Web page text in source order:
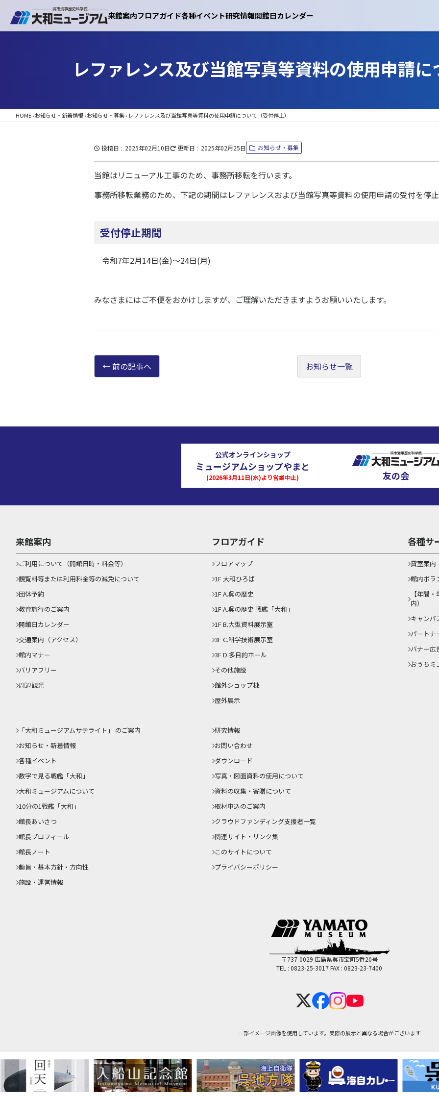
来館案内フロアガイド各種イベント研究情報開館日カレンダー
レファレンス及び当館写真等資料の使用申請に
HOME›お知らせ・新着情報 ›お知らせ・募集› レファレンス及び当館写真等資料の使用申請について（受付停止）
投稿日 2025年02月10日 更新日 2025年02月25日 お知らせ・募集
当館はリニューアル工事のため、事務所移転を行います。
事務所移転業務のため、下記の期間はレファレンスおよび当館写真等資料の使用申請の受付を停止
受付停止期間
令和7年2月14日(金)～24日(月)
みなさまにはご不便をおかけしますが、ご理解いただきますようお願いいたします。
前の記事へ お知らせ一覧
公式オンラインショップ
ミュージアムショップやまと
(2026年3月11日(水)より営業中止) 友の会
来館案内
ご利用について（開館日時・料金等）
観覧料等または利用料金等の減免について
団体予約
教育旅行のご案内
開館日カレンダー
交通案内（アクセス）
館内マナー
バリアフリー
周辺観光
フロアガイド
フロアマップ
1F 大和ひろば
1F A.呉の歴史
1F A.呉の歴史 戦艦「大和」
1F B.大型資料展示室
3F C.科学技術展示室
3F D.多目的ホール
その他施設
館外ショップ棟
屋外展示
各種サ
貸室案内
館内ボラ
【年間
内）
キャンパ
パートナ
バナー広
おうちミ
「大和ミュージアムサテライト」 のご案内
お知らせ・新着情報
各種イベント
数字で見る戦艦「大和」
大和ミュージアムについて
10分の1戦艦「大和」
館長あいさつ
館長プロフィール
館長ノート
趣旨・基本方針・方向性
施設・運営情報
研究情報
お問い合わせ
ダウンロード
写真・図面資料の使用について
資料の収集・寄贈について
取材申込のご案内
クラウドファンディング支援者一覧
関連サイト・リンク集
このサイトについて
プライバシーポリシー
〒737-0029 広島県呉市宝町5番20号
TEL : 0823-25-3017FAX : 0823-23-7400
一部イメージ画像を使用しています。実際の展示と異なる場合がございます